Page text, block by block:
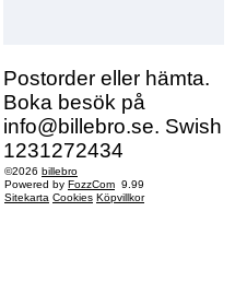
Postorder eller hämta.
Boka besök på
info@billebro.se. Swish
1231272434
©2026 billebro
Powered by FozzCom 9.99
Sitekarta Cookies Köpvillkor